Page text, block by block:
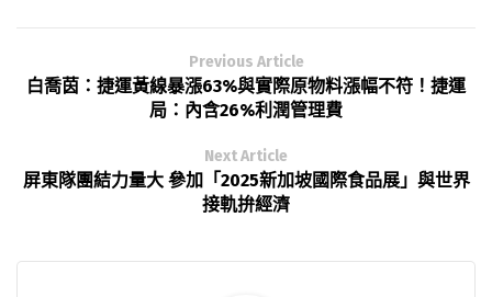
Previous Article
白喬茵：捷運黃線暴漲63%與實際原物料漲幅不符！捷運
局：內含26%利潤管理費
Next Article
屏東隊團結力量大 參加「2025新加坡國際食品展」與世界
接軌拚經濟